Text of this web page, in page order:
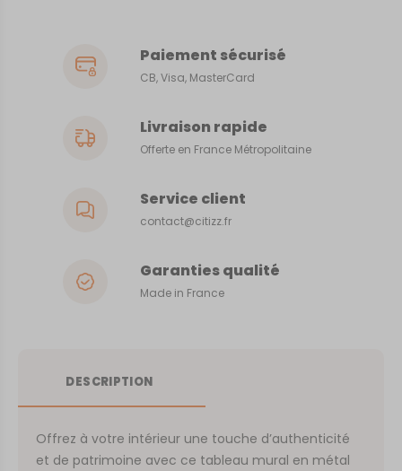
Paiement sécurisé
CB, Visa, MasterCard
Livraison rapide
Offerte en France Métropolitaine
Service client
contact@citizz.fr
Garanties qualité
Made in France
DESCRIPTION
Offrez à votre intérieur une touche d’authenticité
et de patrimoine avec ce tableau mural en métal